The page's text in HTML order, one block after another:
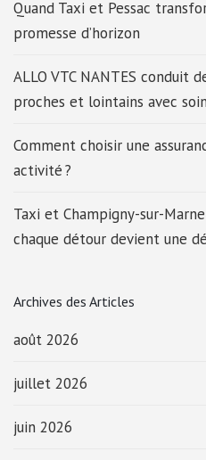
Quand Taxi et Pessac
promesse d’horizon
ALLO VTC NANTES conduit
proches et lointains avec soin
Comment choisir une
activité ?
Taxi et Champigny-sur-
chaque détour devient une
Archives des Articles
août 2026
juillet 2026
juin 2026